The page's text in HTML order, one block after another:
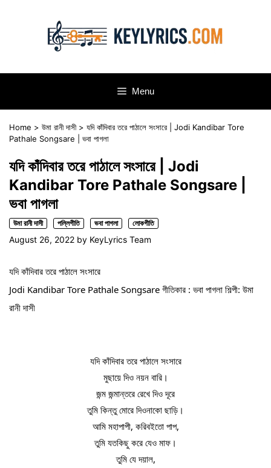
Menu
Home > উমা রানী দাসী> যদি কাঁদিবার তরে পাঠালে সংসারে | Jodi Kandibar Tore
Pathale Songsare | ভবা পাগলা
যদি কাঁদিবার তরে পাঠালে সংসারে | Jodi
Kandibar Tore Pathale Songsare |
ভবা পাগলা
উমা রানী দাসী পল্লিগীতি ভবা পাগলা লোকগীতি
August 26, 2022 by KeyLyrics Team
যদি কাঁদিবার তরে পাঠালে সংসারে
Jodi Kandibar Tore Pathale Songsare গীতিকার : ভবা পাগলা শিল্পী: উমা
রানী দাসী
যদি কাঁদিবার তরে পাঠালে সংসারে
মুছায়ে দিও নয়ন বারি।
জন্ম জন্মান্তরে রেখে দিও দূরে
তুমি কিন্তু মোরে দিওনাকো ছাড়ি।
আমি মহাপাপী, করিবইতো পাপ,
তুমি যতকিছু করে যেও মাফ।
তুমি যে দয়াল,